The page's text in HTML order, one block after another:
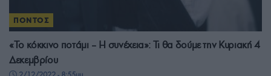
ΠΟΝΤΟΣ
«Το κόκκινο ποτάμι – Η συνέχεια»: Τι θα δούμε την Κυριακή 4
Δεκεμβρίου